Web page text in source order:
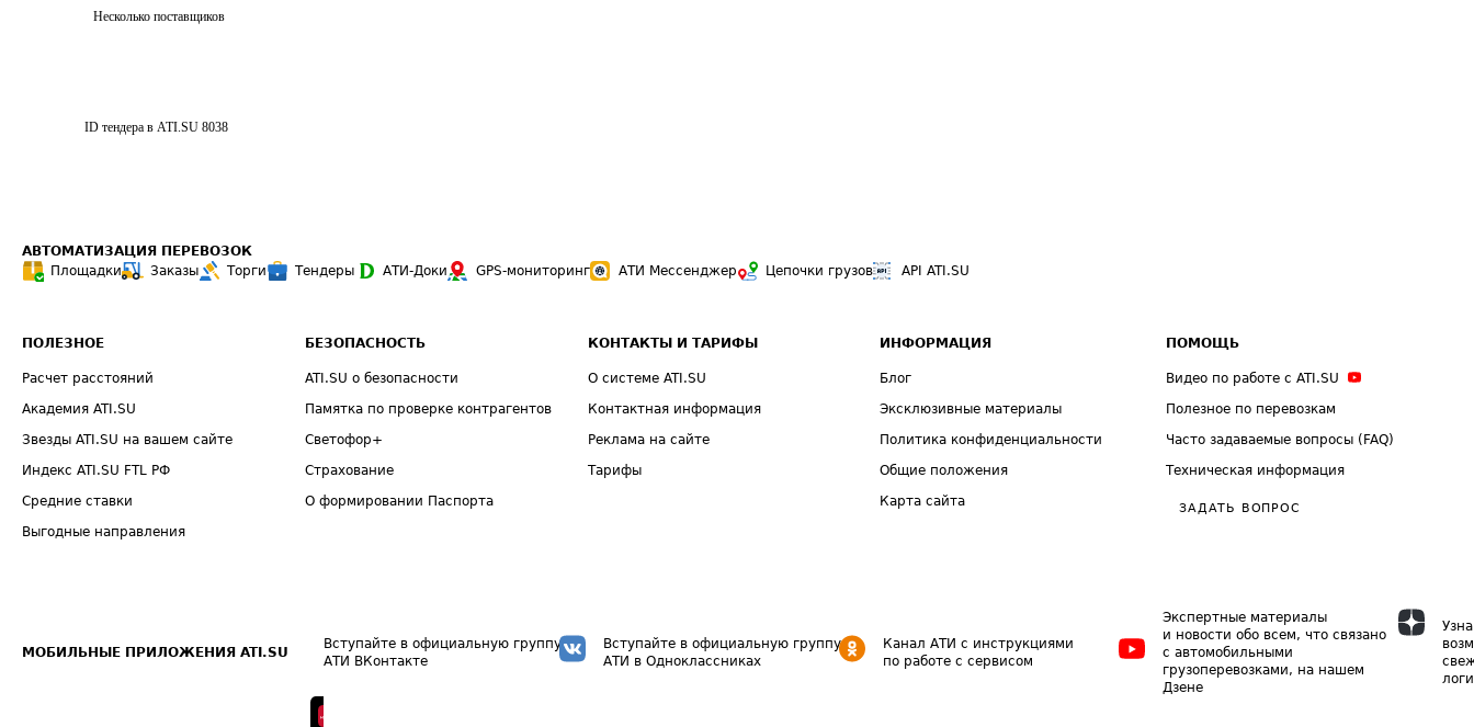
Несколько поставщиков
ID тендера в ATI.SU 8038
АВТОМАТИЗАЦИЯ ПЕРЕВОЗОК
Площадки
Заказы Торги Тендеры АТИ-Доки GPS-мониторинг АТИ Мессенджер Цепочки грузов API ATI.SU
ПОЛЕЗНОЕ
Расчет расстояний
Академия ATI.SU
Звезды ATI.SU на вашем сайте
Индекс ATI.SU FTL РФ
Средние ставки
Выгодные направления
БЕЗОПАСНОСТЬ
ATI.SU о безопасности
Памятка по проверке контрагентов
Светофор+
Страхование
О формировании Паспорта
КОНТАКТЫ И ТАРИФЫ
О системе ATI.SU
Контактная информация
Реклама на сайте
Тарифы
ИНФОРМАЦИЯ
Блог
Эксклюзивные материалы
Политика конфиденциальности
Общие положения
Карта сайта
ПОМОЩЬ
Видео по работе с ATI.SU
Полезное по перевозкам
Часто задаваемые вопросы (FAQ)
Техническая информация
ЗАДАТЬ ВОПРОС
МОБИЛЬНЫЕ ПРИЛОЖЕНИЯ ATI.SU
Вступайте в официальную группу
АТИ ВКонтакте
Вступайте в официальную группу
АТИ в Одноклассниках
Канал АТИ с инструкциями
по работе с сервисом
Экспертные материалы
и новости обо всем, что связано
с автомобильными
грузоперевозками, на нашем
Дзене